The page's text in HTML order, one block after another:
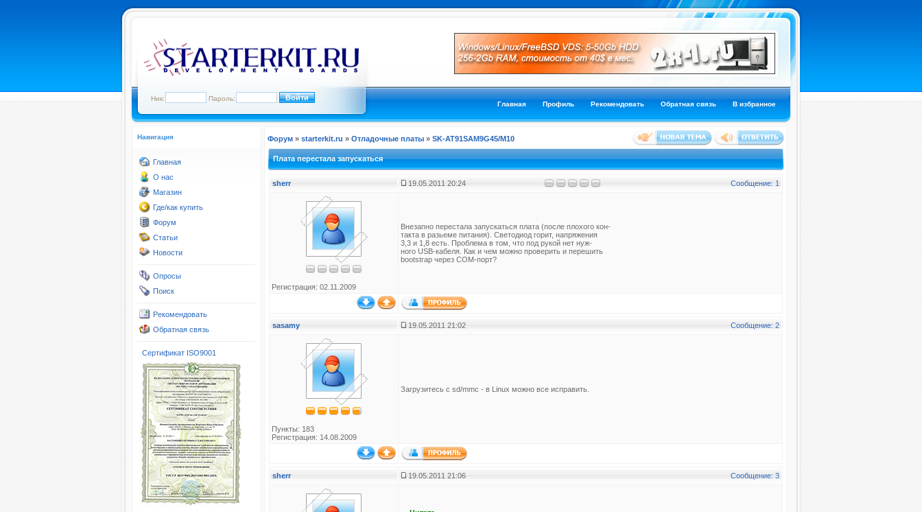
Ник: Пароль:
Главная Профиль Рекомендовать Обратная связь В избранное
Навигация
Главная
О нас
Магазин
Где/как купить
Форум
Статьи
Новости
Опросы
Поиск
Рекомендовать
Обратная связь
Сертификат ISO9001
Форум » starterkit.ru » Отладочные платы » SK-AT91SAM9G45/M10
Плата перестала запускаться
sherr 19.05.2011 20:24 Сообщение: 1
Регистрация: 02.11.2009
Внезапно перестала запускаться плата (после плохого кон-
такта в разьеме питания). Светодиод горит, напряжения
3,3 и 1,8 есть. Проблема в том, что под рукой нет нуж-
ного USB-кабеля. Как и чем можно проверить и перешить
bootstrap через COM-порт?
sasamy 19.05.2011 21:02 Сообщение: 2
Пункты: 183
Регистрация: 14.08.2009
Загрузитесь с sd/mmc - в Linux можно все исправить.
sherr 19.05.2011 21:06 Сообщение: 3